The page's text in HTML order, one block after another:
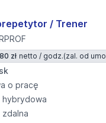
/ Trener
zł netto / godz.(zal. od
o pracę
hybrydowa